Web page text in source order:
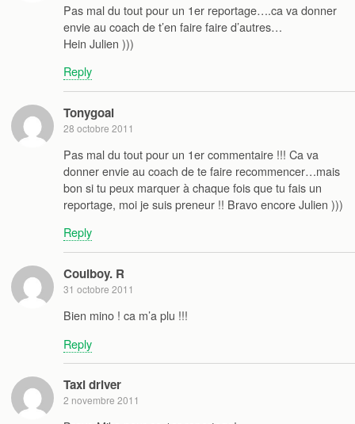
Pas mal du tout pour un 1er reportage….ca va donner
envie au coach de t’en faire faire d’autres…
Hein Julien )))
Reply
Tonygoal
28 octobre 2011
Pas mal du tout pour un 1er commentaire !!! Ca va
donner envie au coach de te faire recommencer…mais
bon si tu peux marquer à chaque fois que tu fais un
reportage, moi je suis preneur !! Bravo encore Julien )))
Reply
Coulboy. R
31 octobre 2011
Bien mino ! ca m’a plu !!!
Reply
Taxi driver
2 novembre 2011